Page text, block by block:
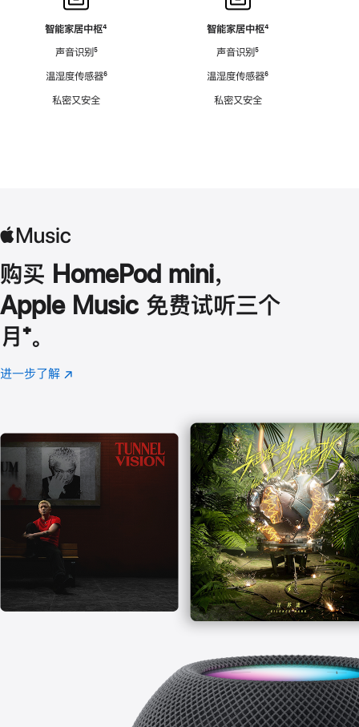
智能家居中枢脚
⁴
声音识别脚
⁵
温湿度传感器脚
⁶
私密又安全
智能家居中枢脚
⁴
声音识别脚
⁵
温湿度传感器脚
⁶
私密又安全
购买 HomePod mini，
Apple Music 免费试听三个
月 脚
注
⁺。
进一步了解 Apple
(在
口
中
打
开)